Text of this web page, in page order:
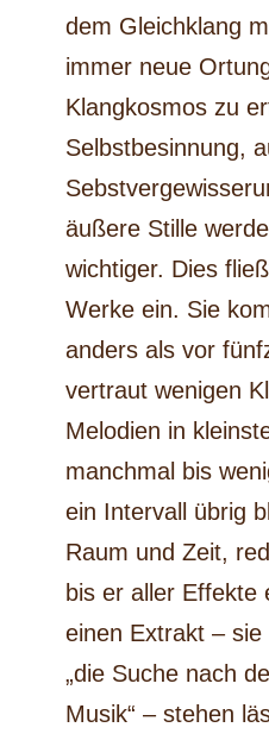
dem Gleichklang
immer neue
Klangkosmos zu
Selbstbesinnung,
äußere Stille
wichtiger. Dies
Werke ein. Sie
anders als vor
vertraut wenigen
Melodien in
manchmal bis
ein Intervall übrig
Raum und Zeit,
bis er aller Effekte
einen Extrakt –
„die Suche nach
Musik“ – stehen